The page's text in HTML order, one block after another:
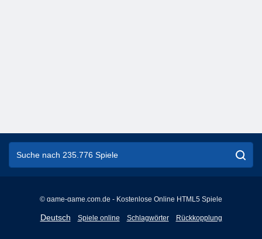
© game-game.com.de - Kostenlose Online HTML5 Spiele
Deutsch
English
Spiele online Schlagwörter Rückkopplung